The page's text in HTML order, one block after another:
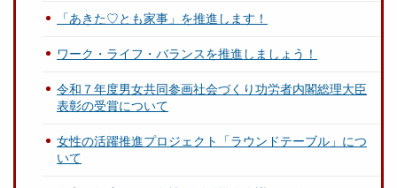
「あきた♡とも家事」を推進します！
ワーク・ライフ・バランスを推進しましょう！
令和７年度男女共同参画社会づくり功労者内閣総理大臣
表彰の受賞について
女性の活躍推進プロジェクト「ラウンドテーブル」につ
いて